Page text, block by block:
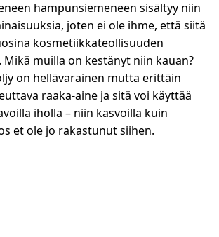
hampunsiemeneen sisältyy niin
joten ei ole ihme, että siitä
kosmetiikkateollisuuden
muilla on kestänyt niin kauan?
on hellävarainen mutta erittäin
raaka-aine ja sitä voi käyttää
iholla – niin kasvoilla kuin
et ole jo rakastunut siihen.